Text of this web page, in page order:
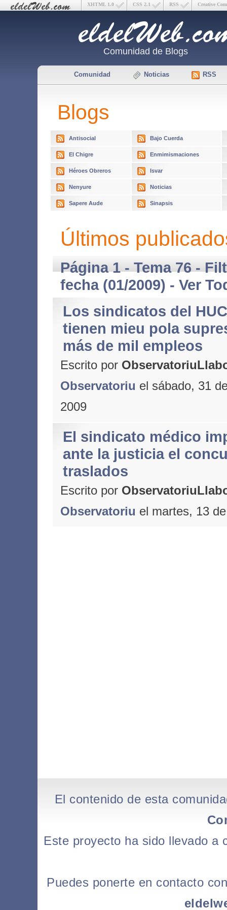
Creative
RSS
CSS 2.1
XHTML 1.0
Comunidad de Blogs
Comunidad Noticias RSS
Blogs
Antisocial Bajo Cuerda
El Chigre Enmimismaciones
Héroes Obreros Isvar
Nenyure Noticias
Sapere Aude Sinapsis
Últimos
Página 1 - Tema 76 -
fecha (01/2009) - Ver
Los sindicatos del
tienen mieu pola
más de mil empleos
Escrito por
Observatoriu el sábado, 31
2009
El sindicato médico
ante la justicia el
traslados
Escrito por
Observatoriu el martes, 13
El contenido de esta
Este proyecto ha sido llevado
Puedes ponerte en contacto